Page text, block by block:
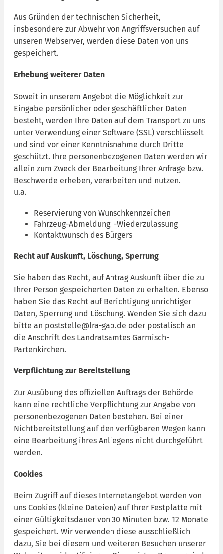
Aus Gründen der technischen Sicherheit,
insbesondere zur Abwehr von Angriffsversuchen auf
unseren Webserver, werden diese Daten von uns
gespeichert.
Erhebung weiterer Daten
Soweit in unserem Angebot die Möglichkeit zur
Eingabe persönlicher oder geschäftlicher Daten
besteht, werden Ihre Daten auf dem Transport zu uns
unter Verwendung einer Software (SSL) verschlüsselt
und sind vor einer Kenntnisnahme durch Dritte
geschützt. Ihre personenbezogenen Daten werden wir
allein zum Zweck der Bearbeitung Ihrer Anfrage bzw.
Beschwerde erheben, verarbeiten und nutzen.
u.a.
Reservierung von Wunschkennzeichen
Fahrzeug-Abmeldung, -Wiederzulassung
Kontaktwunsch des Bürgers
Recht auf Auskunft, Löschung, Sperrung
Sie haben das Recht, auf Antrag Auskunft über die zu
Ihrer Person gespeicherten Daten zu erhalten. Ebenso
haben Sie das Recht auf Berichtigung unrichtiger
Daten, Sperrung und Löschung. Wenden Sie sich dazu
bitte an poststelle@lra-gap.de oder postalisch an
die Anschrift des Landratsamtes Garmisch-
Partenkirchen.
Verpflichtung zur Bereitstellung
Zur Ausübung des offiziellen Auftrags der Behörde
kann eine rechtliche Verpflichtung zur Angabe von
personenbezogenen Daten bestehen. Bei einer
Nichtbereitstellung auf den verfügbaren Wegen kann
eine Bearbeitung ihres Anliegens nicht durchgeführt
werden.
Cookies
Beim Zugriff auf dieses Internetangebot werden von
uns Cookies (kleine Dateien) auf Ihrer Festplatte mit
einer Gültigkeitsdauer von 30 Minuten bzw. 12 Monate
gespeichert. Wir verwenden diese ausschließlich
dazu, Sie bei diesem und weiteren Besuchen unserer